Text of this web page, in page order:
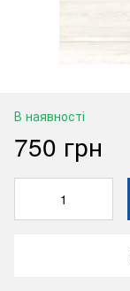
В наявності
750 грн